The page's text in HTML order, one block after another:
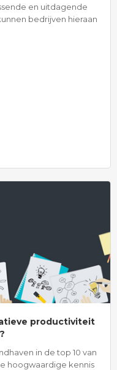
en uitdagende
bedrijven hieraan
productiviteit
in de top 10 van
hoogwaardige kennis